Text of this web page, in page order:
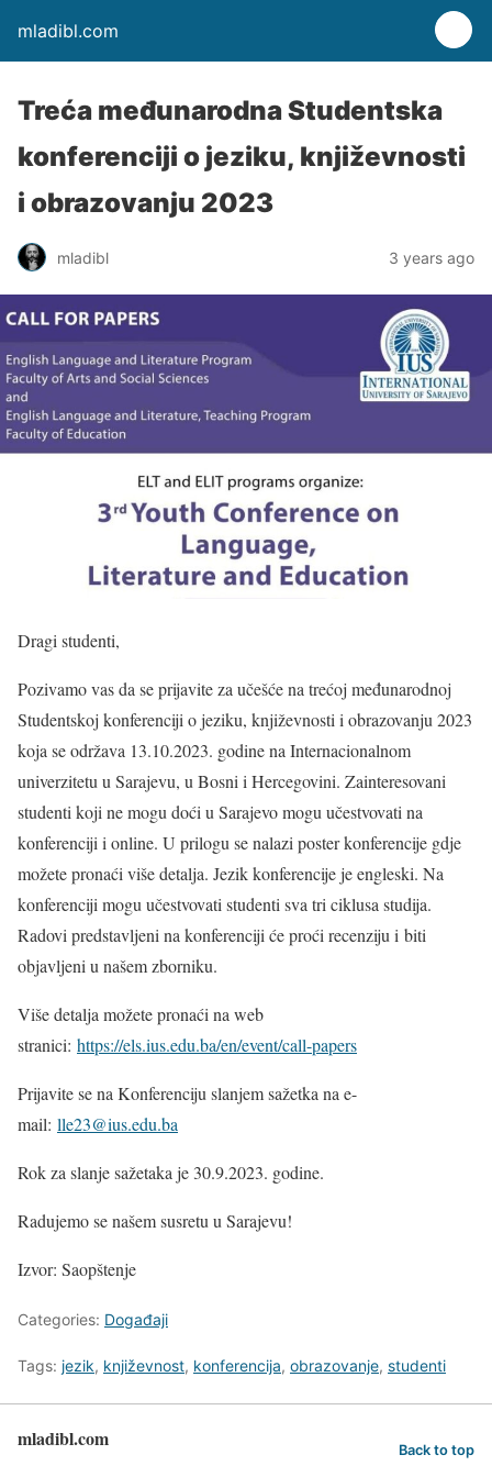
mladibl.com
Treća međunarodna Studentska
konferenciji o jeziku, književnosti
i obrazovanju 2023
mladibl 3 years ago
Dragi studenti,
Pozivamo vas da se prijavite za učešće na trećoj međunarodnoj
Studentskoj konferenciji o jeziku, književnosti i obrazovanju 2023
koja se održava 13.10.2023. godine na Internacionalnom
univerzitetu u Sarajevu, u Bosni i Hercegovini. Zainteresovani
studenti koji ne mogu doći u Sarajevo mogu učestvovati na
konferenciji i online. U prilogu se nalazi poster konferencije gdje
možete pronaći više detalja. Jezik konferencije je engleski. Na
konferenciji mogu učestvovati studenti sva tri ciklusa studija.
Radovi predstavljeni na konferenciji će proći recenziju i biti
objavljeni u našem zborniku.
Više detalja možete pronaći na web
stranici: https://els.ius.edu.ba/en/event/call-papers
Prijavite se na Konferenciju slanjem sažetka na e-
mail: lle23@ius.edu.ba
Rok za slanje sažetaka je 30.9.2023. godine.
Radujemo se našem susretu u Sarajevu!
Izvor: Saopštenje
Categories: Događaji
Tags: jezik, književnost, konferencija, obrazovanje, studenti
mladibl.com Back to top